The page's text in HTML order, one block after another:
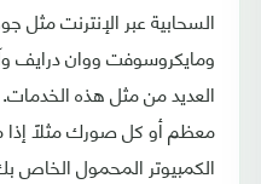
السحابية عبر الإنترنت
ومايكروسوفت ووان درايف
العديد من مثل هذه
معظم أو كل صورك مثلًا إذا
الكمبيوتر المحمول الخاص